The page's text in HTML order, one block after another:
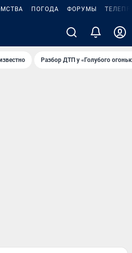
ПОГОДА ФОРУМЫ
Разбор ДТП у «Голубого